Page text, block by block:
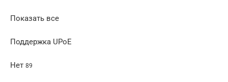
Показать все
Поддержка UPoE
Нет 89